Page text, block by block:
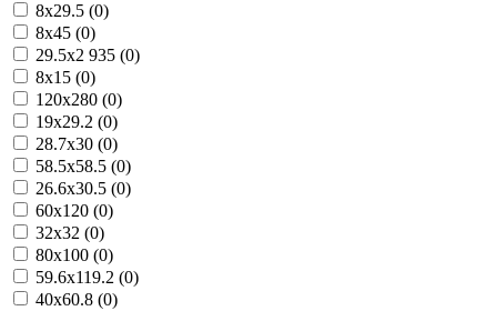
8x29.5 (0)
8x45 (0)
29.5x2 935 (0)
8x15 (0)
120x280 (0)
19x29.2 (0)
28.7x30 (0)
58.5x58.5 (0)
26.6x30.5 (0)
60x120 (0)
32x32 (0)
80x100 (0)
59.6x119.2 (0)
40x60.8 (0)